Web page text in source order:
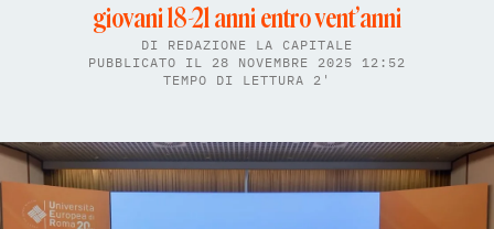
giovani 18-21 anni entro vent’anni
DI REDAZIONE LA CAPITALE
PUBBLICATO IL 28 NOVEMBRE 2025 12:52
TEMPO DI LETTURA 2'